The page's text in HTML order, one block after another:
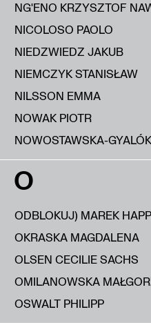
NG'ENO KRZYSZTOF
NICOLOSO PAOLO
NIEDZWIEDZ JAKUB
NIEMCZYK STANISŁAW
NILSSON EMMA
NOWAK PIOTR
NOWOSTAWSKA-
O
ODBLOKUJ) MAREK
OKRASKA MAGDALENA
OLSEN CECILIE SACHS
OMILANOWSKA
OSWALT PHILIPP